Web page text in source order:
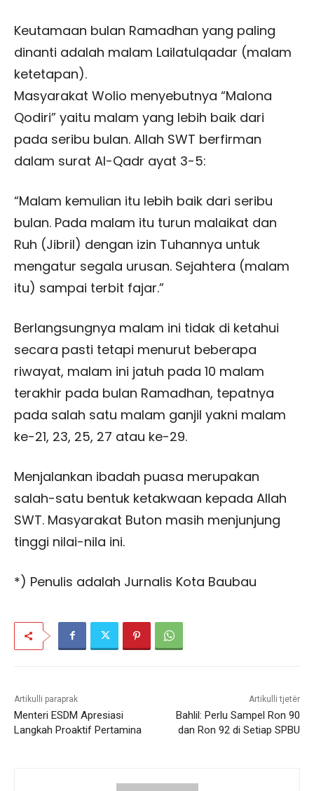
Keutamaan bulan Ramadhan yang paling
dinanti adalah malam Lailatulqadar (malam
ketetapan).
Masyarakat Wolio menyebutnya “Malona
Qodiri” yaitu malam yang lebih baik dari
pada seribu bulan. Allah SWT berfirman
dalam surat Al-Qadr ayat 3-5:
“Malam kemulian itu lebih baik dari seribu
bulan. Pada malam itu turun malaikat dan
Ruh (Jibril) dengan izin Tuhannya untuk
mengatur segala urusan. Sejahtera (malam
itu) sampai terbit fajar.”
Berlangsungnya malam ini tidak di ketahui
secara pasti tetapi menurut beberapa
riwayat, malam ini jatuh pada 10 malam
terakhir pada bulan Ramadhan, tepatnya
pada salah satu malam ganjil yakni malam
ke-21, 23, 25, 27 atau ke-29.
Menjalankan ibadah puasa merupakan
salah-satu bentuk ketakwaan kepada Allah
SWT. Masyarakat Buton masih menjunjung
tinggi nilai-nila ini.
*) Penulis adalah Jurnalis Kota Baubau
Artikulli paraprak
Menteri ESDM Apresiasi
Langkah Proaktif Pertamina
Artikulli tjetër
Bahlil: Perlu Sampel Ron 90
dan Ron 92 di Setiap SPBU